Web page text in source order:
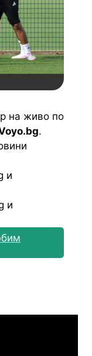
на живо по
.
и
и